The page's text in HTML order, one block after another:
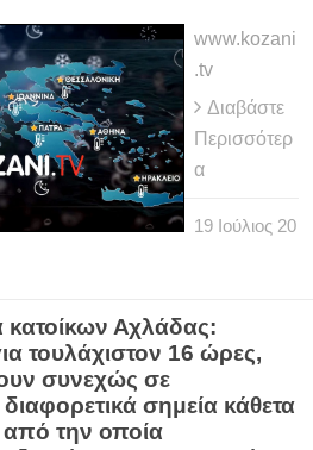
www.kozani
.tv
Διαβάστε
Περισσότερ
α
19 Ιούλιος 20
Αχλάδας:
τουλάχιστον 16 ώρες,
συνεχώς σε
σημεία κάθετα
την οποία